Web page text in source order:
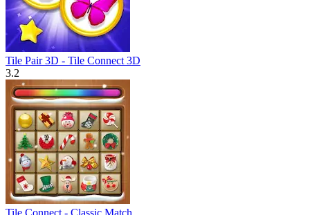
Tile Pair 3D - Tile Connect 3D
3.2
Tile Connect - Classic Match